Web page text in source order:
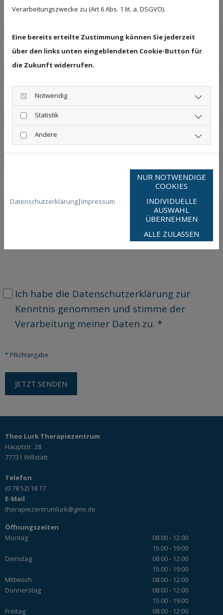
Bewerbung
Ich habe die Datenschutzerklärung zur
Kenntnis genommen und stimme der
Verarbeitung meiner Daten zu. *
* Pflichtangabe
Theo Lurk Therapiezentrum
Hauptstr. 28
77731 Willstätt
Telefon
(0 78 52) 18 17
E-Mail
therapiezentrumlurk@gmx.de
Öffnungszeiten
Montag
08:00 - 12:00
15:00 - 19:00
Dienstag
08:00 - 12:00
15:00 - 19:00
Mittwoch
08:00 - 12:00
Donnerstag
08:00 - 12:00
15:00 - 19:00
Freitag
08:00 - 12:00
Verarbeitungszwecke zu (Art 6 Abs. 1 lit. a. DSGVO).
Eine bereits erteilte Zustimmung können Sie jederzeit
über den links unten eingeblendeten Cookie-Button für
die Zukunft widerrufen.
Notwendig
Statistik
Andere
Datenschutzerklärung| Impressum
NUR NOTWENDIGE
COOKIES
INDIVIDUELLE
AUSWAHL
ÜBERNEHMEN
ALLE ZULASSEN